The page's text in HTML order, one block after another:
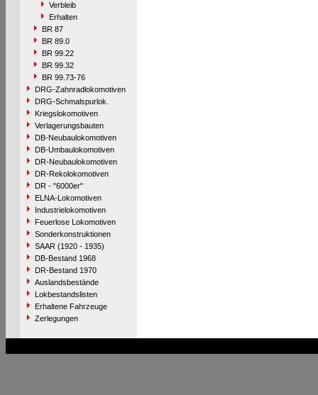
Verbleib
Erhalten
BR 87
BR 89.0
BR 99.22
BR 99.32
BR 99.73-76
DRG-Zahnradlokomotiven
DRG-Schmalspurlok.
Kriegslokomotiven
Verlagerungsbauten
DB-Neubaulokomotiven
DB-Umbaulokomotiven
DR-Neubaulokomotiven
DR-Rekolokomotiven
DR - "6000er"
ELNA-Lokomotiven
Industrielokomotiven
Feuerlose Lokomotiven
Sonderkonstruktionen
SAAR (1920 - 1935)
DB-Bestand 1968
DR-Bestand 1970
Auslandsbestände
Lokbestandslisten
Erhaltene Fahrzeuge
Zerlegungen